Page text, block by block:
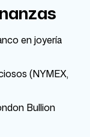
en joyería
(NYMEX,
Bullion